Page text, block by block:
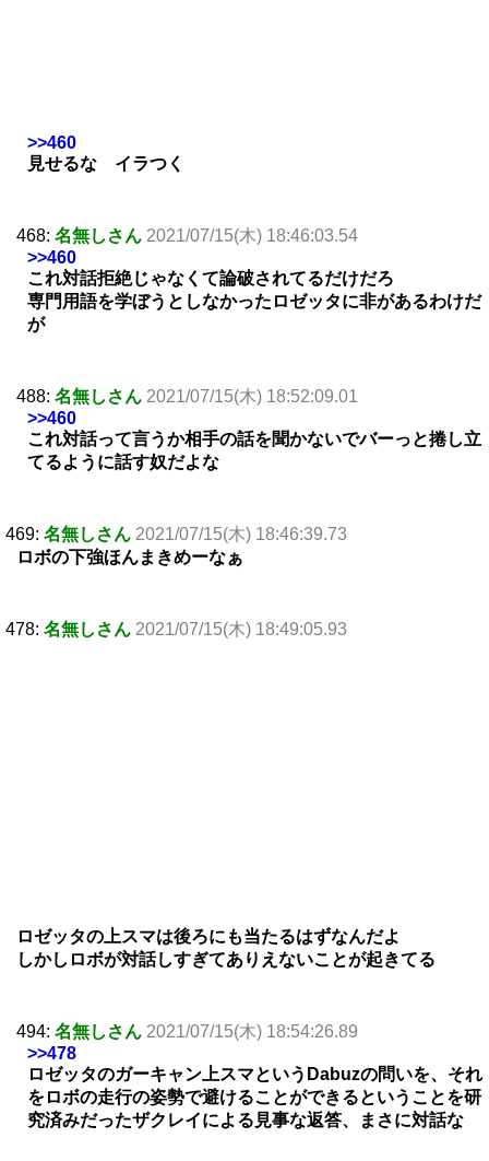
>>460
見せるな イラつく
468: 名無しさん 2021/07/15(木) 18:46:03.54
>>460
これ対話拒絶じゃなくて論破されてるだけだろ
専門用語を学ぼうとしなかったロゼッタに非があるわけだ
が
488: 名無しさん 2021/07/15(木) 18:52:09.01
>>460
これ対話って言うか相手の話を聞かないでバーっと捲し立
てるように話す奴だよな
469: 名無しさん 2021/07/15(木) 18:46:39.73
ロボの下強ほんまきめーなぁ
478: 名無しさん 2021/07/15(木) 18:49:05.93
ロゼッタの上スマは後ろにも当たるはずなんだよ
しかしロボが対話しすぎてありえないことが起きてる
494: 名無しさん 2021/07/15(木) 18:54:26.89
>>478
ロゼッタのガーキャン上スマというDabuzの問いを、それ
をロボの走行の姿勢で避けることができるということを研
究済みだったザクレイによる見事な返答、まさに対話な